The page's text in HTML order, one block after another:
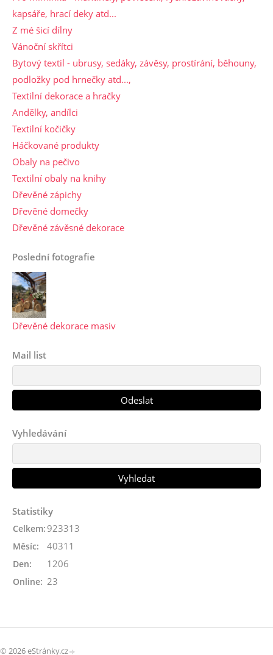
kapsáře, hrací deky atd...
Z mé šicí dílny
Vánoční skřítci
Bytový textil - ubrusy, sedáky, závěsy, prostírání, běhouny,
podložky pod hrnečky atd...,
Textilní dekorace a hračky
Andělky, andílci
Textilní kočičky
Háčkované produkty
Obaly na pečivo
Textilní obaly na knihy
Dřevěné zápichy
Dřevěné domečky
Dřevěné závěsné dekorace
Poslední fotografie
Dřevěné dekorace masiv
Mail list
Vyhledávání
Statistiky
Online: 23
Celkem: 923313
Měsíc: 40311
Den: 1206
© 2026 eStránky.cz